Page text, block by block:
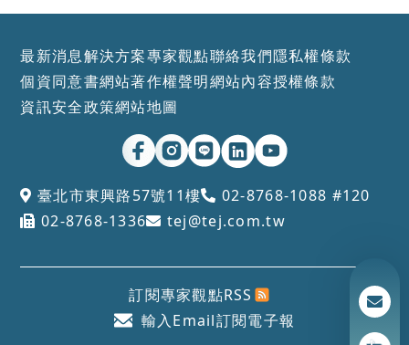
最新消息解決方案專家觀點聯絡我們隱私權條款
個資同意書網站著作權聲明網站內容授權條款
資訊安全政策網站地圖
臺北市東興路57號11樓
02-8768-1088 #120
02-8768-1336
tej@tej.com.tw
訂閱專家觀點RSS
輸入Email訂閱電子報